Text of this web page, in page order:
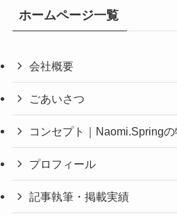
ホームページ一覧
会社概要
ごあいさつ
コンセプト｜Naomi.Spring
プロフィール
記事執筆・掲載実績